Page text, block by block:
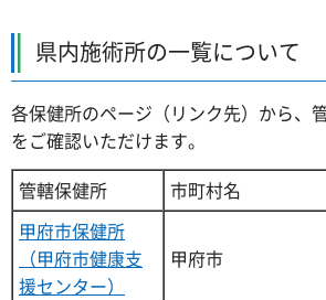
県内施術所の一覧について
各保健所のページ（リンク先）から、
をご確認いただけます。
管轄保健所
市町村名
甲府市保健所
（甲府市健康支
援センター）
甲府市